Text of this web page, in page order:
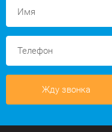
Жду звонка